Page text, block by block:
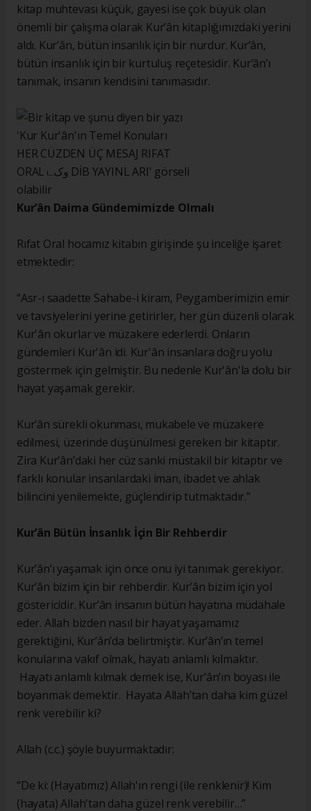
kitap muhtevası küçük, gayesi ise çok büyük olan
önemli bir çalışma olarak Kur’ân kitaplığımızdaki yerini
aldı. Kur’ân, bütün insanlık için bir nurdur. Kur’ân,
bütün insanlık için bir kurtuluş reçetesidir. Kur’ân’ı
tanımak, insanın kendisini tanımasıdır.
Kur’ân Daima Gündemimizde Olmalı
Rıfat Oral hocamız kitabın girişinde şu inceliğe işaret
etmektedir:
“Asr-ı saadette Sahabe-i kiram, Peygamberimizin emir
ve tavsiyelerini yerine getirirler, her gün düzenli olarak
Kur'ân okurlar ve müzakere ederlerdi. Onların
gündemleri Kur'ân idi. Kur'ân insanlara doğru yolu
göstermek için gelmiştir. Bu nedenle Kur'ân'la dolu bir
hayat yaşamak gerekir.
Kur’ân sürekli okunması, mukabele ve müzakere
edilmesi, üzerinde düşünülmesi gereken bir kitaptır.
Zira Kur’ân’daki her cüz sanki müstakil bir kitaptır ve
farklı konular insanlardaki iman, ibadet ve ahlak
bilincini yenilemekte, güçlendirip tutmaktadır.”
Kur’ân Bütün İnsanlık İçin Bir Rehberdir
Kur’ân’ı yaşamak için önce onu iyi tanımak gerekiyor.
Kur’ân bizim için bir rehberdir. Kur’ân bizim için yol
göstericidir. Kur’ân insanın bütün hayatına müdahale
eder. Allah bizden nasıl bir hayat yaşamamız
gerektiğini, Kur’ân’da belirtmiştir. Kur’ân’ın temel
konularına vakıf olmak, hayatı anlamlı kılmaktır.
Hayatı anlamlı kılmak demek ise, Kur’ân’ın boyası ile
boyanmak demektir. Hayata Allah’tan daha kim güzel
renk verebilir ki?
Allah (c.c.) şöyle buyurmaktadır:
“De ki: (Hayatımız) Allah'ın rengi (ile renklenir)! Kim
(hayata) Allah'tan daha güzel renk verebilir…”